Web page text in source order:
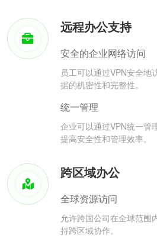
远程办公支持
安全的企业网络访问
员工可以通过VPN安全地
据的机密性和完整性。
统一管理
企业可以通过VPN统一管
提高安全性和管理效率。
跨区域办公
全球资源访问
允许跨国公司在全球范围
持跨区域协作。